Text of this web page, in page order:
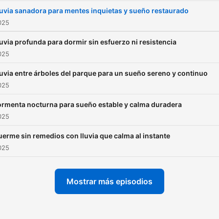
sobresaltos, sintiendo
silencio, sin romper ese hilo
interior. A veces, cuando la
eléctrica se mezcla con las
descubres que necesitas un
Algo como Descanso Con
Lluvia, donde una tormenta
sanadora para mentes inquietas y sueño restaurado
profunda para dormir sin esfuerzo ni resistencia
entre árboles del parque para un sueño sereno y continuo
nocturna para sueño estable y calma duradera
sin remedios con lluvia que calma al instante
Mostrar más episodios